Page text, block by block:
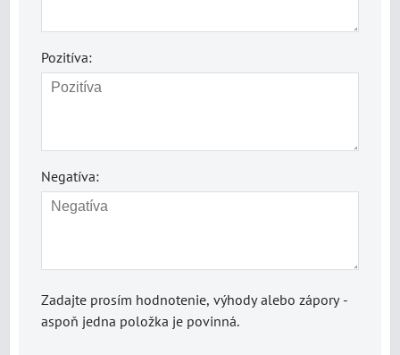
Pozitíva:
Negatíva:
Zadajte prosím hodnotenie, výhody alebo zápory -
aspoň jedna položka je povinná.